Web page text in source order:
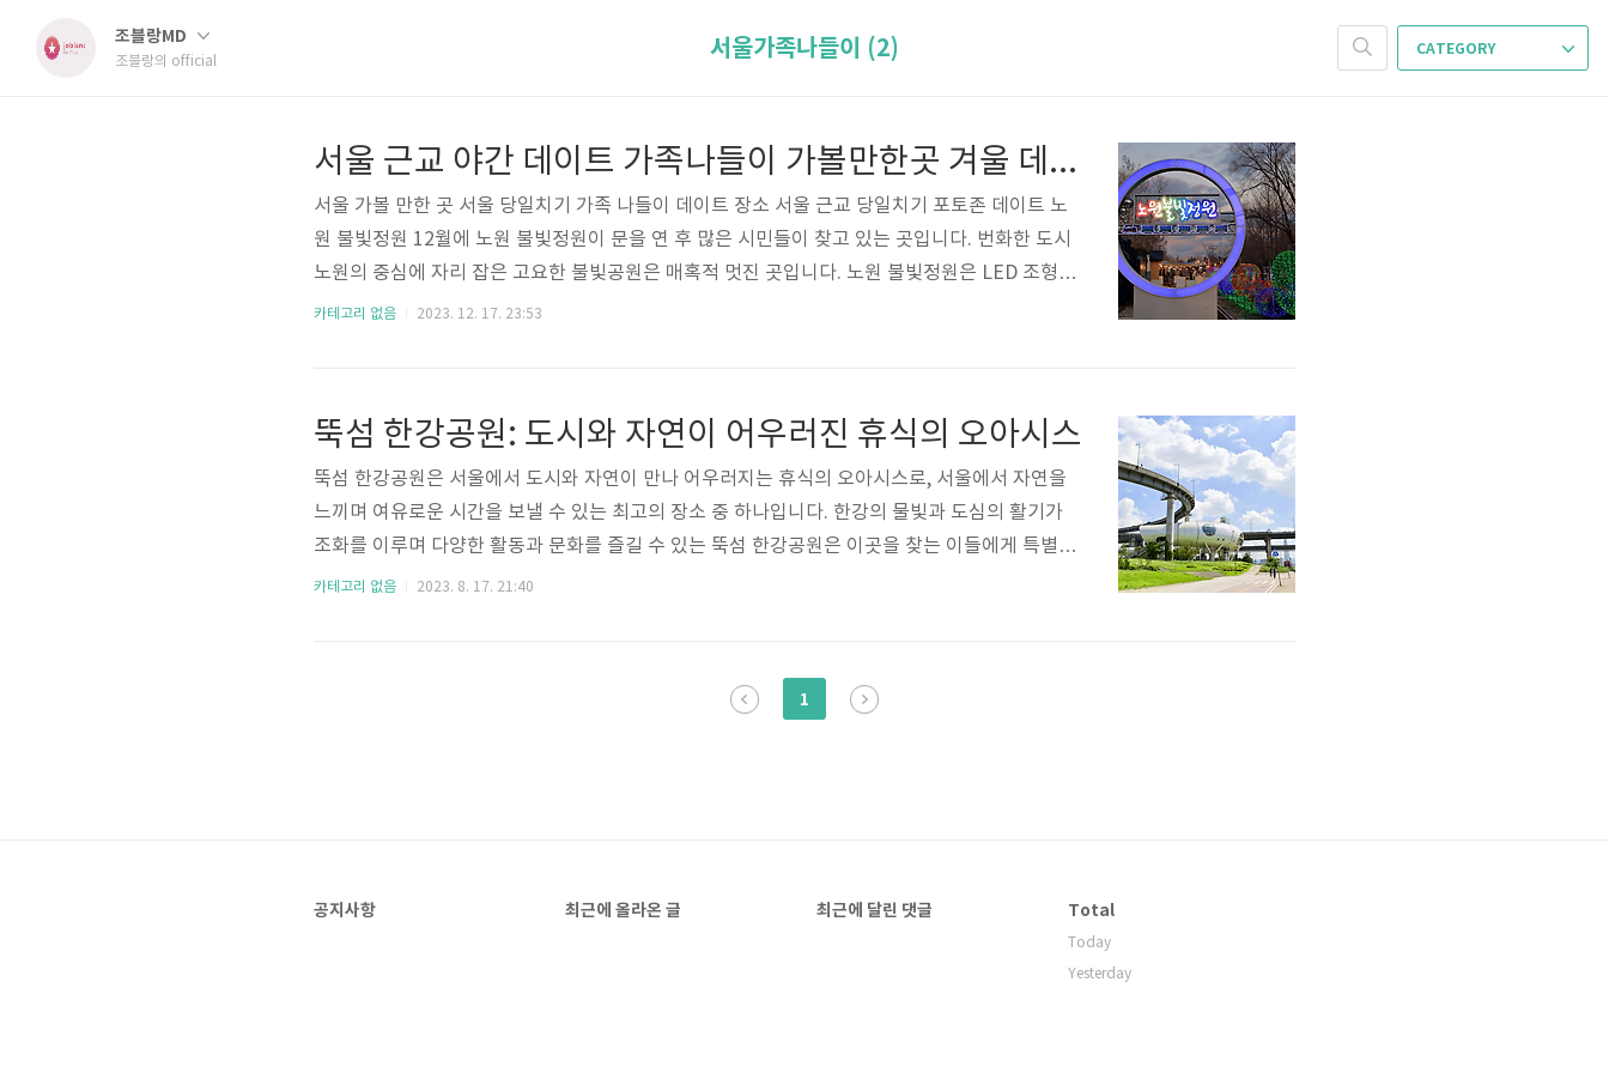
조블랑MD
조블랑의 official
CATEGORY
서울가족나들이 (2)
서울 근교 야간 데이트 가족나들이 가볼만한곳 겨울 데이트 장소 노원 불빛정원 입장료 주
서울 가볼 만한 곳 서울 당일치기 가족 나들이 데이트 장소 서울 근교 당일치기 포토존 데이트 노
원 불빛정원 12월에 노원 불빛정원이 문을 연 후 많은 시민들이 찾고 있는 곳입니다. 번화한 도시
노원의 중심에 자리 잡은 고요한 불빛공원은 매혹적 멋진 곳입니다. 노원 불빛정원은 LED 조형물
과 3D 매핑, 프로젝터 등을 활용해 생명의 나무, 하늘빛정원과 불빛화원, 음악의 정원, 빛의 터널,
만들어냅니다. 은은하게 빛나는 통로부터 ..
카테고리 없음 2023. 12. 17. 23:53
뚝섬 한강공원: 도시와 자연이 어우러진 휴식의 오아시스
뚝섬 한강공원은 서울에서 도시와 자연이 만나 어우러지는 휴식의 오아시스로, 서울에서 자연을
느끼며 여유로운 시간을 보낼 수 있는 최고의 장소 중 하나입니다. 한강의 물빛과 도심의 활기가
조화를 이루며 다양한 활동과 문화를 즐길 수 있는 뚝섬 한강공원은 이곳을 찾는 이들에게 특별한
경험을 선사합니다. 가족 나들이와 연인 데이트 장소로 최고인 뚝섬 한강공원은 어떠신가요? 이
러져 아름다운 풍경을 만들어냅니다. 한강을 따라 산책하며 시원한 바람을 맞으면서 도심의 스트
레스를 풀어낼 수 있습니다. 또한, 한강을 배경으로 한 휴식 공간..
카테고리 없음 2023. 8. 17. 21:40
1
공지사항 최근에 올라온 글 최근에 달린 댓글 Total
Today
Yesterday